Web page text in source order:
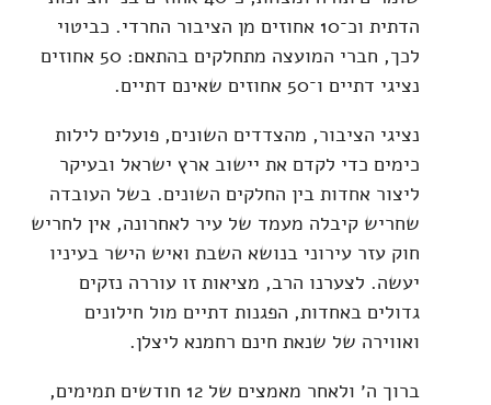
הדתית וכ־10 אחוזים מן הציבור החרדי. כביטוי
לכך, חברי המועצה מתחלקים בהתאם: 50 אחוזים
נציגי דתיים ו־50 אחוזים שאינם דתיים.
נציגי הציבור, מהצדדים השונים, פועלים לילות
כימים כדי לקדם את יישוב ארץ ישראל ובעיקר
ליצור אחדות בין החלקים השונים. בשל העובדה
שחריש קיבלה מעמד של עיר לאחרונה, אין לחריש
חוק עזר עירוני בנושא השבת ואיש הישר בעיניו
יעשה. לצערנו הרב, מציאות זו עוררה נזקים
גדולים באחדות, הפגנות דתיים מול חילונים
ואווירה של שנאת חינם רחמנא ליצלן.
ברוך ה׳ ולאחר מאמצים של 12 חודשים תמימים,